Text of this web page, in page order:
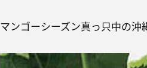
マンゴーシーズン真っ只中の沖